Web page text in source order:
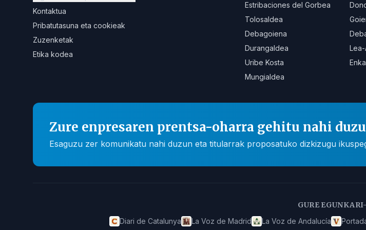
Kontaktua
Pribatutasuna eta cookieak
Zuzenketak
Etika kodea
Estribaciones del Gorbea
Tolosaldea
Debagoiena
Durangaldea
Uribe Kosta
Mungialdea
Zure enpresaren prentsa-oharra gehitu nahi
Esaguzu zer komunikatu nahi duzun eta titularrak proposatuko dizkizugu
GURE
Diari de Catalunya La Voz de Madrid La Voz de Andalucía